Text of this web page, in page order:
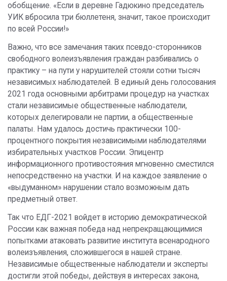
обобщение. «Если в деревне Гадюкино председатель
УИК вбросила три бюллетеня, значит, такое происходит
по всей России!»
Важно, что все замечания таких псевдо-сторонников
свободного волеизъявления граждан разбивались о
практику – на пути у нарушителей стояли сотни тысяч
независимых наблюдателей. В единый день голосования
2021 года основными арбитрами процедур на участках
стали независимые общественные наблюдатели,
которых делегировали не партии, а общественные
палаты. Нам удалось достичь практически 100-
процентного покрытия независимыми наблюдателями
избирательных участков России. Эпицентр
информационного противостояния мгновенно сместился
непосредственно на участки. И на каждое заявление о
«выдуманном» нарушении стало возможным дать
предметный ответ.
Так что ЕДГ-2021 войдет в историю демократической
России как важная победа над непрекращающимися
попытками атаковать развитие института всенародного
волеизъявления, сложившегося в нашей стране.
Независимые общественные наблюдатели и эксперты
достигли этой победы, действуя в интересах закона,